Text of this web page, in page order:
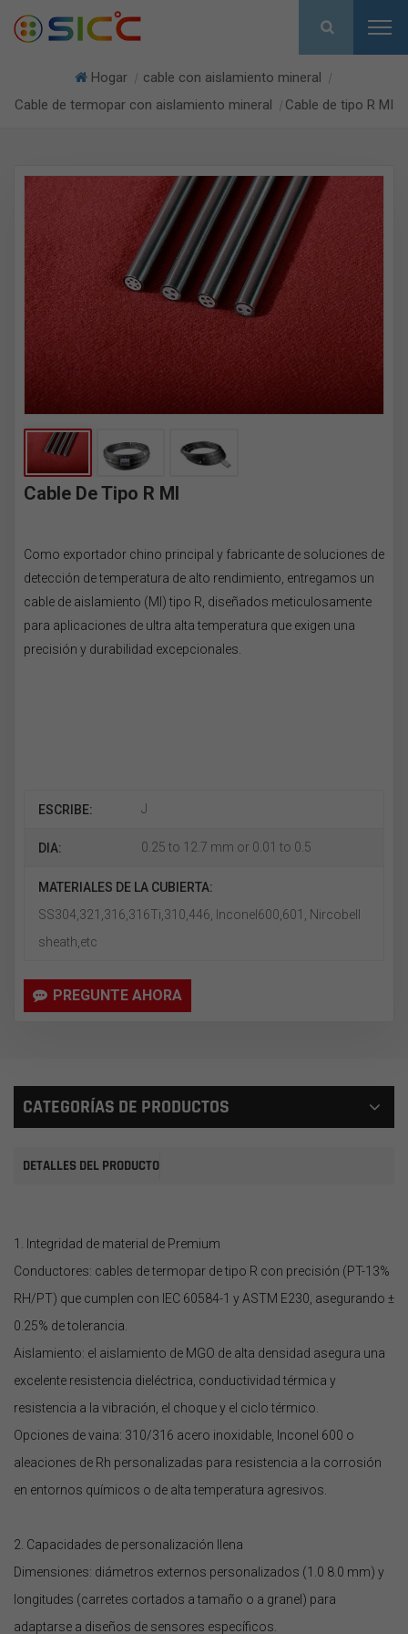
Hogar | cable con aislamiento mineral |
Cable de termopar con aislamiento mineral | Cable de tipo R MI
Cable De Tipo R MI
Como exportador chino principal y fabricante de soluciones de
detección de temperatura de alto rendimiento, entregamos un
cable de aislamiento (MI) tipo R, diseñados meticulosamente
para aplicaciones de ultra alta temperatura que exigen una
precisión y durabilidad excepcionales.
ESCRIBE: J
DIA: 0.25 to 12.7 mm or 0.01 to 0.5
MATERIALES DE LA CUBIERTA:
SS304,321,316,316Ti,310,446, Inconel600,601, Nircobell
sheath,etc
PREGUNTE AHORA
CATEGORÍAS DE PRODUCTOS
DETALLES DEL PRODUCTO
1. Integridad de material de Premium
Conductores: cables de termopar de tipo R con precisión (PT-13%
RH/PT) que cumplen con IEC 60584-1 y ASTM E230, asegurando ±
0.25% de tolerancia.
Aislamiento: el aislamiento de MGO de alta densidad asegura una
excelente resistencia dieléctrica, conductividad térmica y
resistencia a la vibración, el choque y el ciclo térmico.
Opciones de vaina: 310/316 acero inoxidable, Inconel 600 o
aleaciones de Rh personalizadas para resistencia a la corrosión
en entornos químicos o de alta temperatura agresivos.
2. Capacidades de personalización llena
Dimensiones: diámetros externos personalizados (1.0 8.0 mm) y
longitudes (carretes cortados a tamaño o a granel) para
adaptarse a diseños de sensores específicos.